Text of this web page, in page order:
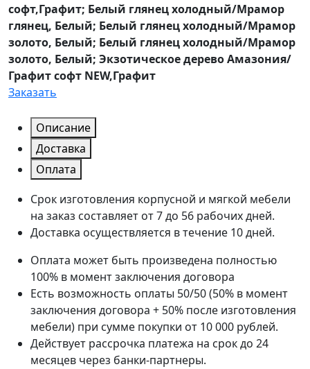
софт,Графит; Белый глянец холодный/Мрамор
глянец, Белый; Белый глянец холодный/Мрамор
золото, Белый; Белый глянец холодный/Мрамор
золото, Белый; Экзотическое дерево Амазония/
Графит софт NEW,Графит
Заказать
Описание
Доставка
Оплата
Срок изготовления корпусной и мягкой мебели
на заказ составляет от 7 до 56 рабочих дней.
Доставка осуществляется в течение 10 дней.
Оплата может быть произведена полностью
100% в момент заключения договора
Есть возможность оплаты 50/50 (50% в момент
заключения договора + 50% после изготовления
мебели) при сумме покупки от 10 000 рублей.
Действует рассрочка платежа на срок до 24
месяцев через банки-партнеры.